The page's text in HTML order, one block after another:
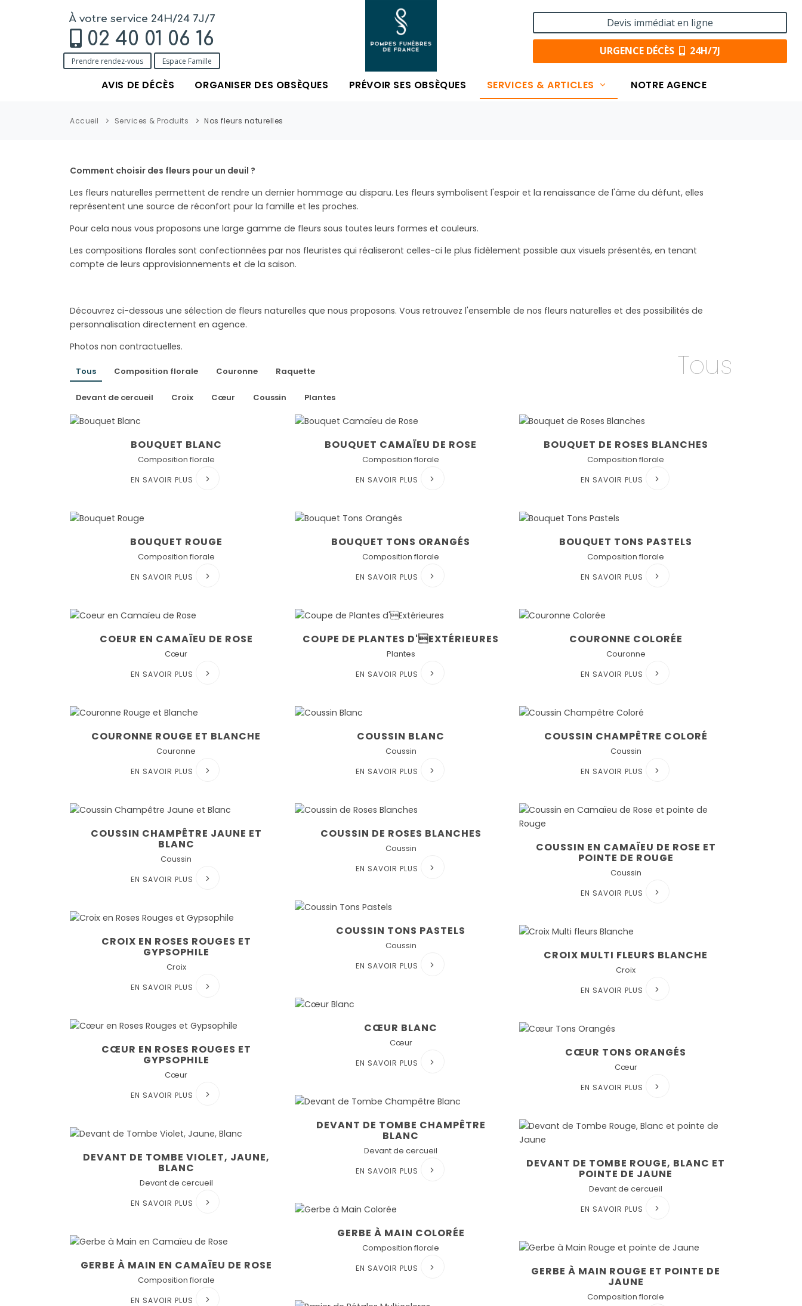
À votre service 24H/24 7J/7
02 40 01 06 16
Prendre rendez-vous Espace Famille
Devis immédiat en ligne
URGENCE DÉCÈS 24H/7J
AVIS DE DÉCÈS ORGANISER DES OBSÈQUES PRÉVOIR SES OBSÈQUES SERVICES & ARTICLES NOTRE AGENCE
Accueil Services & Produits Nos fleurs naturelles
Comment choisir des fleurs pour un deuil ?
Les fleurs naturelles permettent de rendre un dernier hommage au disparu. Les fleurs symbolisent l'espoir et la renaissance de l'âme du défunt, elles
représentent une source de réconfort pour la famille et les proches.
Pour cela nous vous proposons une large gamme de fleurs sous toutes leurs formes et couleurs.
Les compositions florales sont confectionnées par nos fleuristes qui réaliseront celles-ci le plus fidèlement possible aux visuels présentés, en tenant
compte de leurs approvisionnements et de la saison.
Découvrez ci-dessous une sélection de fleurs naturelles que nous proposons. Vous retrouvez l'ensemble de nos fleurs naturelles et des possibilités de
personnalisation directement en agence.
Photos non contractuelles.
Tous Composition florale Couronne Raquette
Devant de cercueil Croix Cœur Coussin Plantes
Tous
BOUQUET BLANC
Composition florale
EN SAVOIR PLUS
BOUQUET CAMAÏEU DE ROSE
Composition florale
EN SAVOIR PLUS
BOUQUET DE ROSES BLANCHES
Composition florale
EN SAVOIR PLUS
BOUQUET ROUGE
Composition florale
EN SAVOIR PLUS
BOUQUET TONS ORANGÉS
Composition florale
EN SAVOIR PLUS
BOUQUET TONS PASTELS
Composition florale
EN SAVOIR PLUS
COEUR EN CAMAÏEU DE ROSE
Cœur
EN SAVOIR PLUS
COUPE DE PLANTES D'EXTÉRIEURES
Plantes
EN SAVOIR PLUS
COURONNE COLORÉE
Couronne
EN SAVOIR PLUS
COURONNE ROUGE ET BLANCHE
Couronne
EN SAVOIR PLUS
COUSSIN BLANC
Coussin
EN SAVOIR PLUS
COUSSIN CHAMPÊTRE COLORÉ
Coussin
EN SAVOIR PLUS
COUSSIN CHAMPÊTRE JAUNE ET
BLANC
Coussin
EN SAVOIR PLUS
COUSSIN DE ROSES BLANCHES
Coussin
EN SAVOIR PLUS
COUSSIN EN CAMAÏEU DE ROSE ET
POINTE DE ROUGE
Coussin
EN SAVOIR PLUS
COUSSIN TONS PASTELS
Coussin
EN SAVOIR PLUS
CROIX EN ROSES ROUGES ET
GYPSOPHILE
Croix
EN SAVOIR PLUS
CROIX MULTI FLEURS BLANCHE
Croix
EN SAVOIR PLUS
CŒUR BLANC
Cœur
EN SAVOIR PLUS
CŒUR EN ROSES ROUGES ET
GYPSOPHILE
Cœur
EN SAVOIR PLUS
CŒUR TONS ORANGÉS
Cœur
EN SAVOIR PLUS
DEVANT DE TOMBE CHAMPÊTRE
BLANC
Devant de cercueil
EN SAVOIR PLUS
DEVANT DE TOMBE ROUGE, BLANC ET
POINTE DE JAUNE
Devant de cercueil
EN SAVOIR PLUS
DEVANT DE TOMBE VIOLET, JAUNE,
BLANC
Devant de cercueil
EN SAVOIR PLUS
GERBE À MAIN COLORÉE
Composition florale
EN SAVOIR PLUS
GERBE À MAIN EN CAMAÏEU DE ROSE
Composition florale
EN SAVOIR PLUS
GERBE À MAIN ROUGE ET POINTE DE
JAUNE
Composition florale